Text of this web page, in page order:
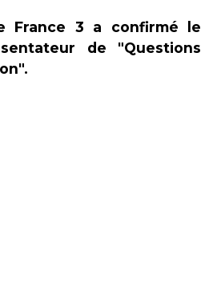
France 3 a confirmé le
de "Questions